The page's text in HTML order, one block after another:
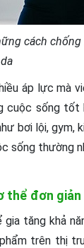
cách
áp lực mà
sống tốt
bơi lội,
sống thường
thể đơn giản
tăng khả
trên thị